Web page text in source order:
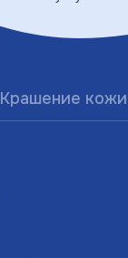
Крашение кожи